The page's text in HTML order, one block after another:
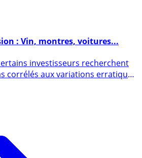
: Vin, montres, voitures...
corrélés aux variations erratiques